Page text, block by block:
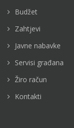
Budžet
Zahtjevi
Javne nabavke
Servisi građana
Žiro račun
Kontakti